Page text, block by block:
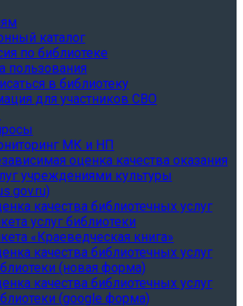
каталог
по библиотеке
пользования
в библиотеку
для участников СВО
МК и НП
оценка качества оказания
учреждениями культуры
качества библиотечных услуг
услуг библиотеки
«Краеведческая книга»
качества библиотечных услуг
(новая форма)
качества библиотечных услуг
(google форма)